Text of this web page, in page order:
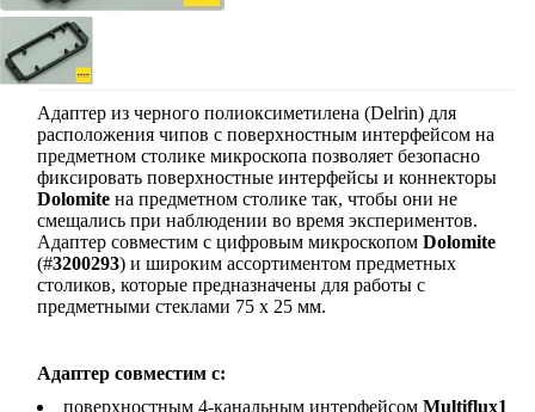
Адаптер из черного полиоксиметилена (Delrin) для
расположения чипов с поверхностным интерфейсом на
предметном столике микроскопа позволяет безопасно
фиксировать поверхностные интерфейсы и коннекторы
Dolomite на предметном столике так, чтобы они не
смещались при наблюдении во время экспериментов.
Адаптер совместим с цифровым микроскопом Dolomite
(#3200293) и широким ассортиментом предметных
столиков, которые предназначены для работы с
предметными стеклами 75 х 25 мм.
Адаптер совместим с:
поверхностным 4-канальным интерфейсом Multiflux1